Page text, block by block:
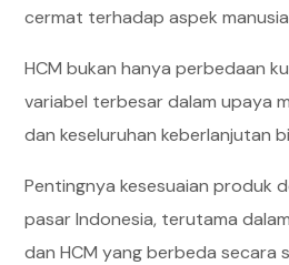
cermat terhadap aspek
HCM bukan hanya perbedaan
variabel terbesar dalam upaya
dan keseluruhan keberlanjutan
Pentingnya kesesuaian produk
pasar Indonesia, terutama
dan HCM yang berbeda secara